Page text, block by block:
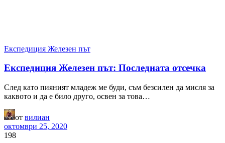
Експедиция Железен път
Експедиция Железен път: Последната отсечка
След като пияният младеж ме буди, съм безсилен да мисля за
каквото и да е било друго, освен за това…
от вилиан
октомври 25, 2020
198